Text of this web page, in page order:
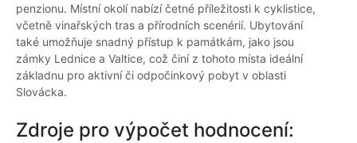
penzionu. Místní okolí nabízí četné příležitosti k cyklistice,
včetně vinařských tras a přírodních scenérií. Ubytování
také umožňuje snadný přístup k památkám, jako jsou
zámky Lednice a Valtice, což činí z tohoto místa ideální
základnu pro aktivní či odpočinkový pobyt v oblasti
Slovácka.
Zdroje pro výpočet hodnocení: